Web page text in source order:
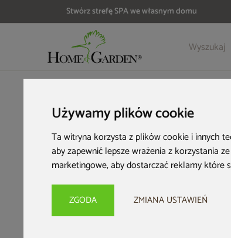
Używamy plików cookie
Ta witryna korzysta z plików cookie i innych
aby zapewnić lepsze wrażenia z korzystania
marketingowe,aby dostarczać reklamy które
ZGODA ZMIANA USTAWIEŃ
Stwórz strefę SPA we własnym domu
Szczegóły Opinie